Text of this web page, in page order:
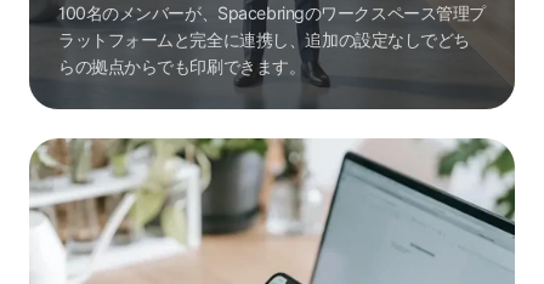
100名のメンバーが、Spacebringのワークスペース管理プ
ラットフォームと完全に連携し、追加の設定なしでどち
らの拠点からでも印刷できます。